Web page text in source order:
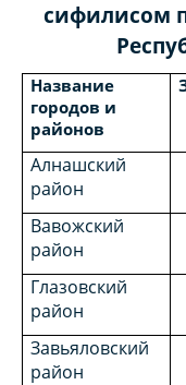
сифилисом
Название
городов и
районов
Алнашский
район
Вавожский
район
Глазовский
район
Завьяловский
район